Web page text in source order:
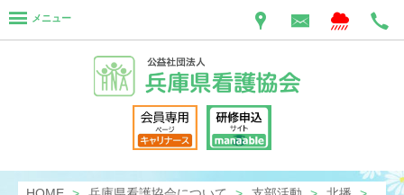
メニュー